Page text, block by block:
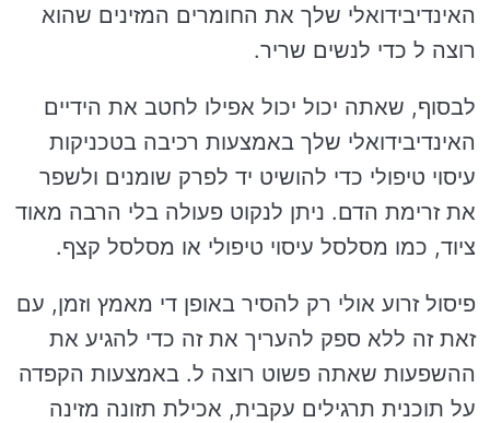
האינדיבידואלי שלך את החומרים המזינים שהוא
רוצה ל כדי לנשים שריר.
לבסוף, שאתה יכול יכול אפילו לחטב את הידיים
האינדיבידואלי שלך באמצעות רכיבה בטכניקות
עיסוי טיפולי כדי להושיט יד לפרק שומנים ולשפר
את זרימת הדם. ניתן לנקוט פעולה בלי הרבה מאוד
ציוד, כמו מסלסל עיסוי טיפולי או מסלסל קצף.
פיסול זרוע אולי רק להסיר באופן די מאמץ וזמן, עם
זאת זה ללא ספק להעריך את זה כדי להגיע את
ההשפעות שאתה פשוט רוצה ל. באמצעות הקפדה
על תוכנית תרגילים עקבית, אכילת תזונה מזינה